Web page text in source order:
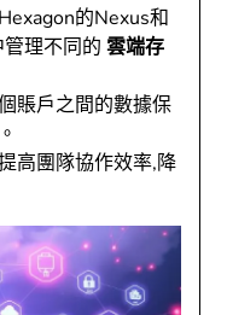
的Nexus和
管理不同的雲端存
賬戶之間的數據保
高團隊協作效率,降